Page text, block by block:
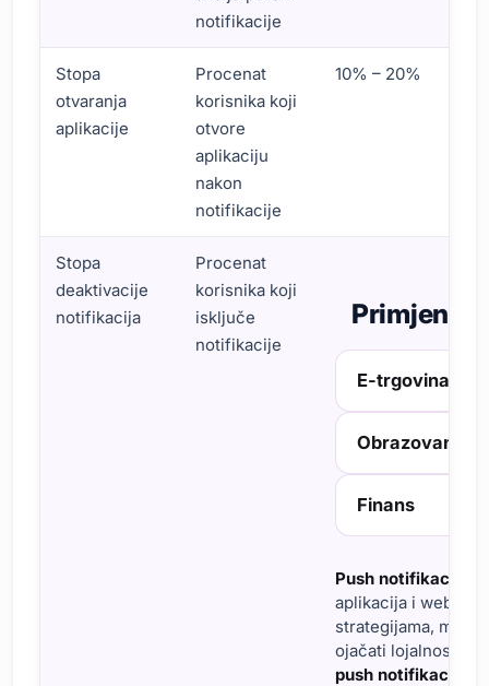
notifikacije
Stopa
otvaranja
aplikacije
Procenat
korisnika koji
otvore
aplikaciju
nakon
notifikacije
10% – 20%
Stopa
deaktivacije
notifikacija
Procenat
korisnika koji
isključe
notifikacije
Primjena
E-trgovina
Obrazovanje
Finans
Push notifikacije
aplikacija i web
strategijama,
ojačati lojalnost
push notifikacije